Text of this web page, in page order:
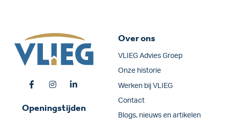
Openingstijden
Over ons
VLIEG Advies Groep
Onze historie
Werken bij VLIEG
Contact
Blogs, nieuws en artikelen